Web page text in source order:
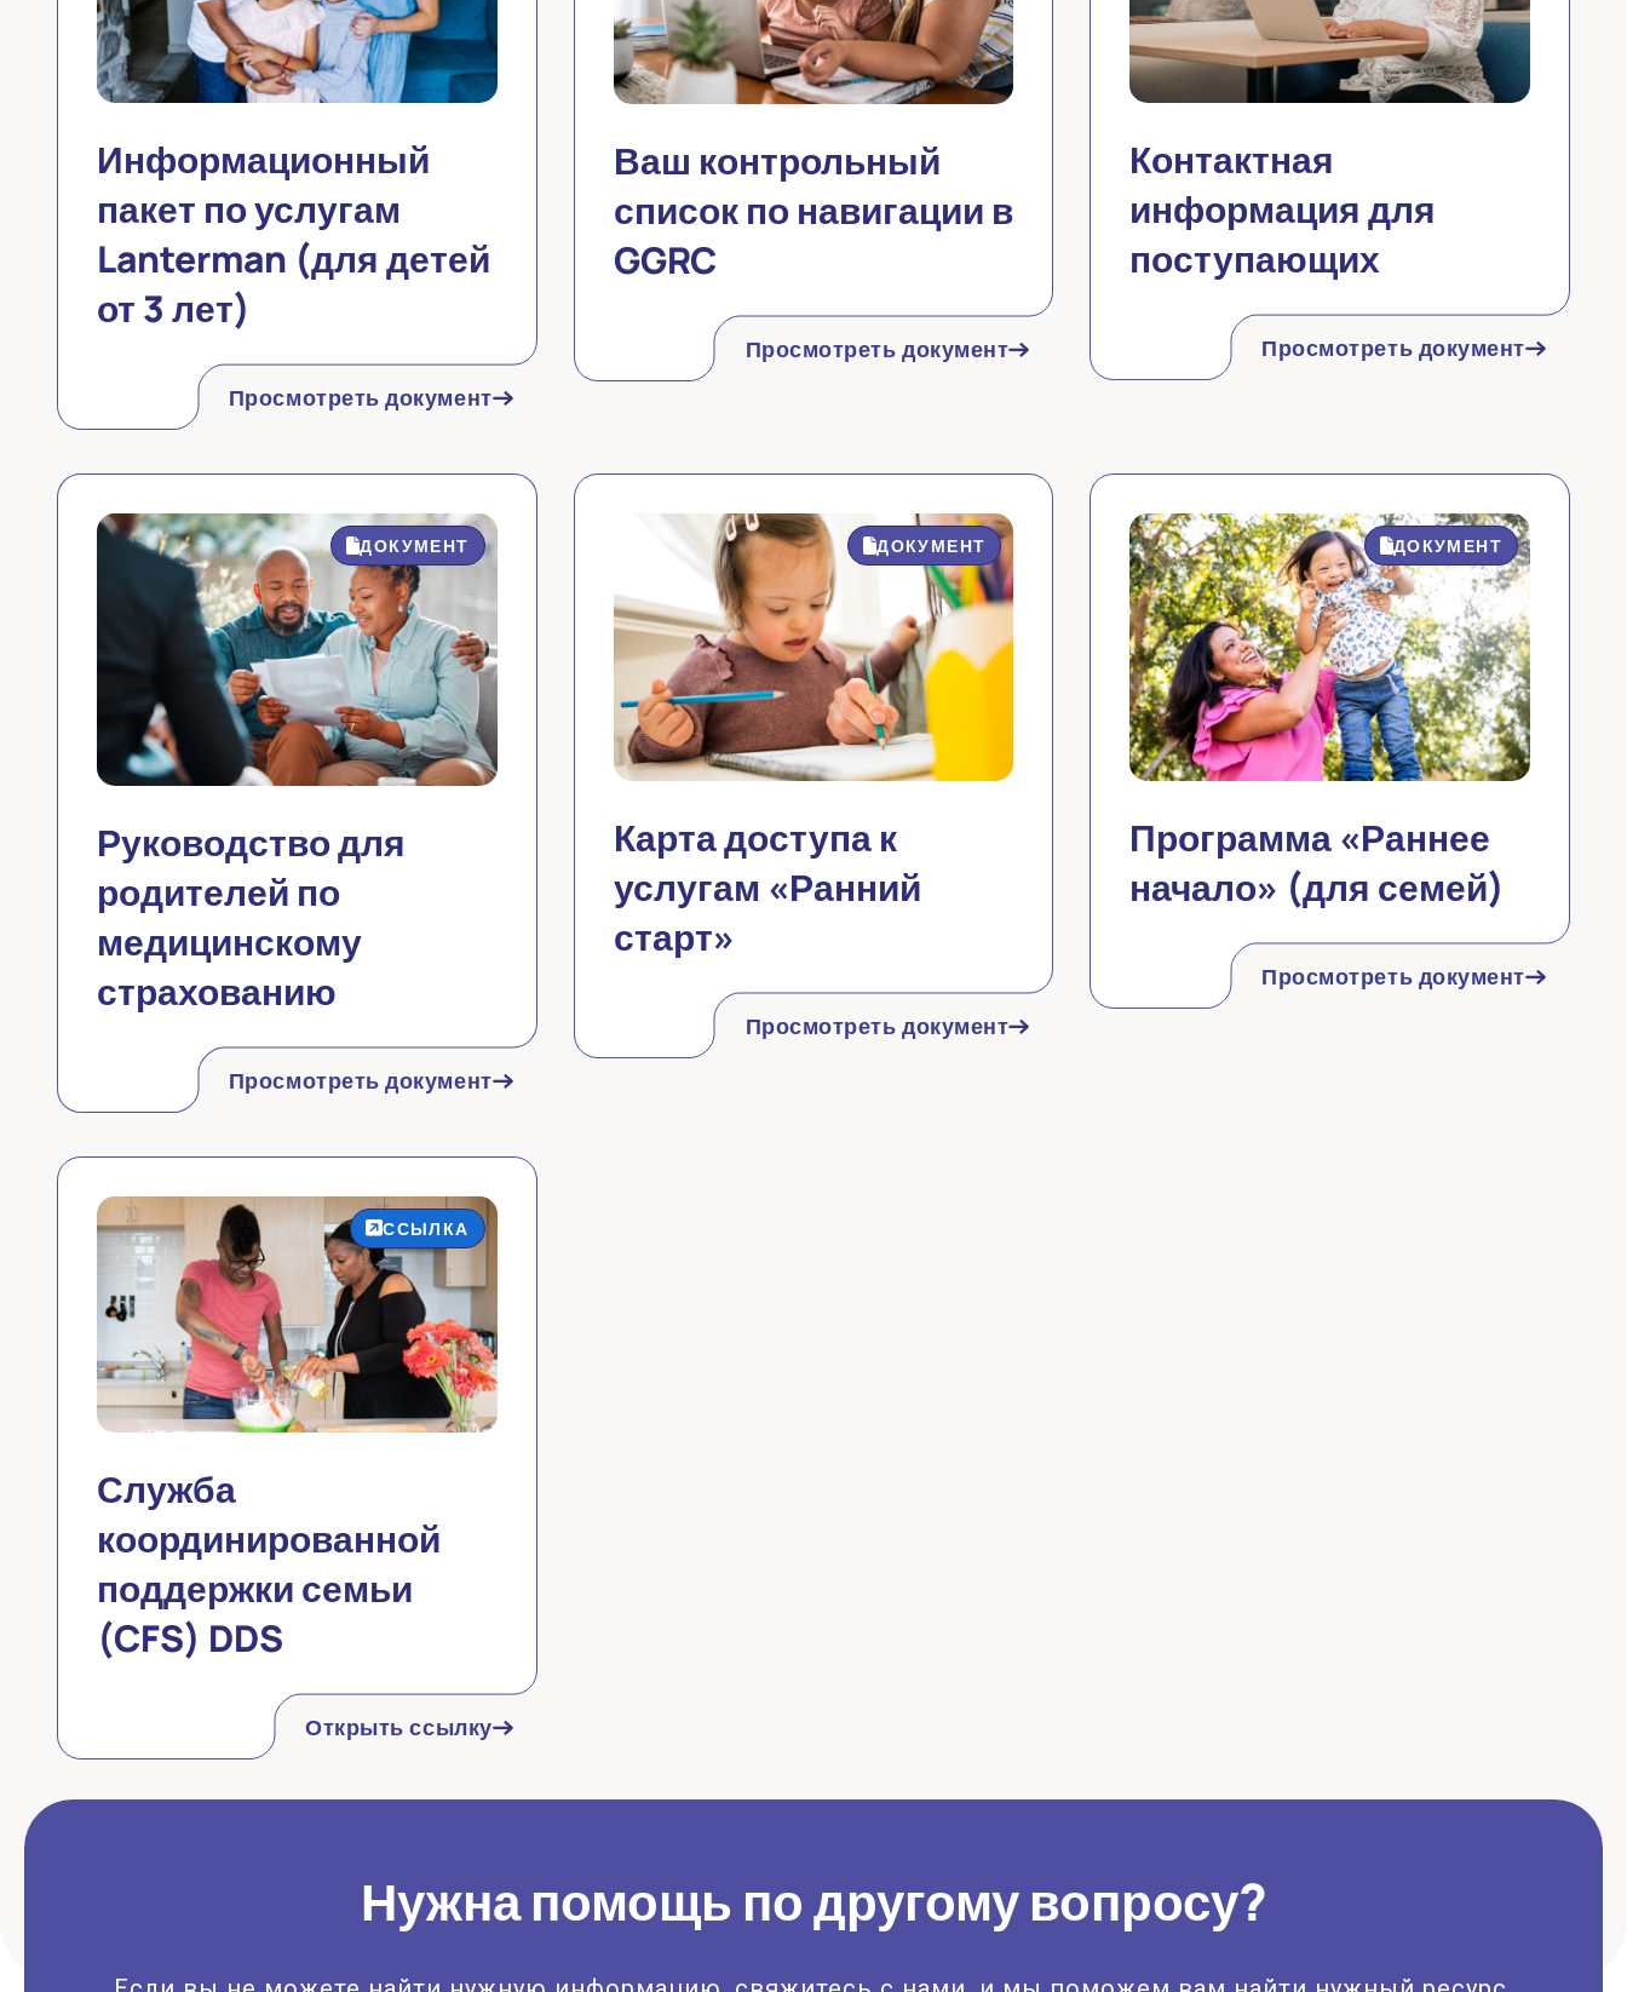
Информационный
пакет по услугам
Lanterman (для детей
от 3 лет)
Просмотреть документ
Ваш контрольный
список по навигации в
GGRC
Просмотреть документ
Контактная
информация для
поступающих
Просмотреть документ
ДОКУМЕНТ
Руководство для
родителей по
медицинскому
страхованию
Просмотреть документ
ДОКУМЕНТ
Карта доступа к
услугам «Ранний
старт»
Просмотреть документ
ДОКУМЕНТ
Программа «Раннее
начало» (для семей)
Просмотреть документ
ССЫЛКА
Служба
координированной
поддержки семьи
(CFS) DDS
Открыть ссылку
Нужна помощь по другому вопросу?